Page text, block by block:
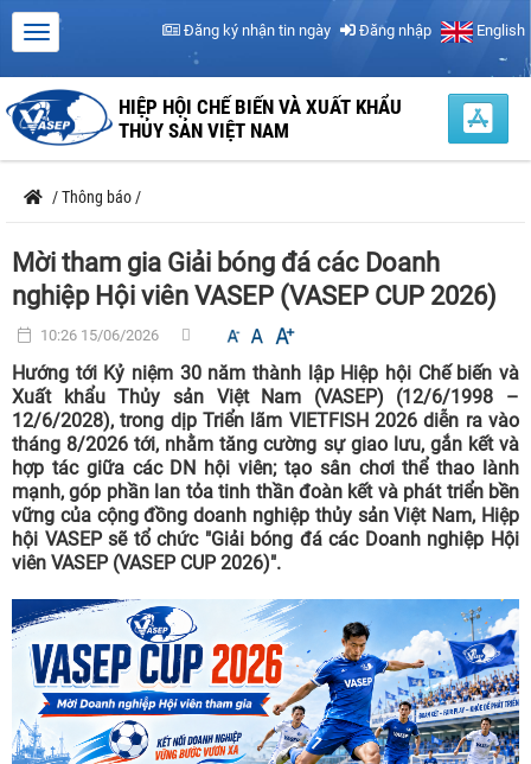
Đăng ký nhận tin ngày Đăng nhập English
HIỆP HỘI CHẾ BIẾN VÀ XUẤT KHẨU
THỦY SẢN VIỆT NAM
/Thông báo /
Mời tham gia Giải bóng đá các Doanh
nghiệp Hội viên VASEP (VASEP CUP 2026)
10:26 15/06/2026
Hướng tới Kỷ niệm 30 năm thành lập Hiệp hội Chế biến và
Xuất khẩu Thủy sản Việt Nam (VASEP) (12/6/1998 –
12/6/2028), trong dịp Triển lãm VIETFISH 2026 diễn ra vào
tháng 8/2026 tới, nhằm tăng cường sự giao lưu, gắn kết và
hợp tác giữa các DN hội viên; tạo sân chơi thể thao lành
mạnh, góp phần lan tỏa tinh thần đoàn kết và phát triển bền
vững của cộng đồng doanh nghiệp thủy sản Việt Nam, Hiệp
hội VASEP sẽ tổ chức "Giải bóng đá các Doanh nghiệp Hội
viên VASEP (VASEP CUP 2026)".